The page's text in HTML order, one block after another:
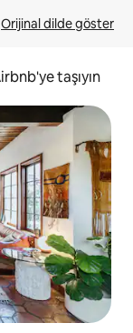
Orijinal dilde göster
taşıyın